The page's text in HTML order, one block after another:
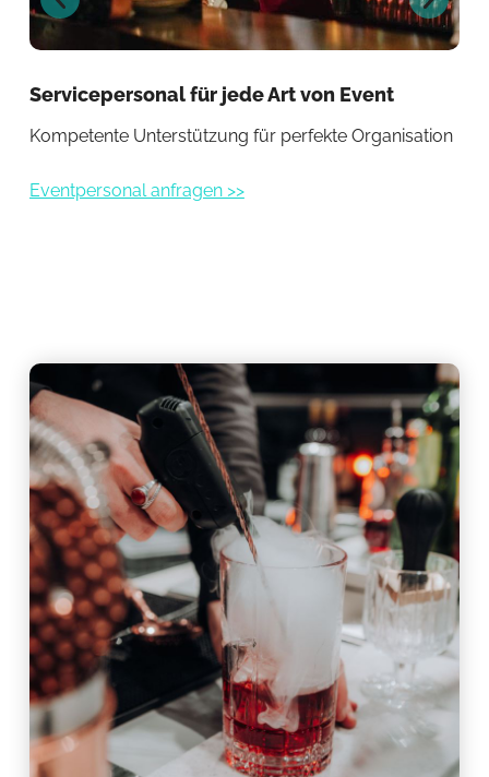
Servicepersonal für jede Art von Event
Kompetente Unterstützung für perfekte Organisation
Eventpersonal anfragen >>